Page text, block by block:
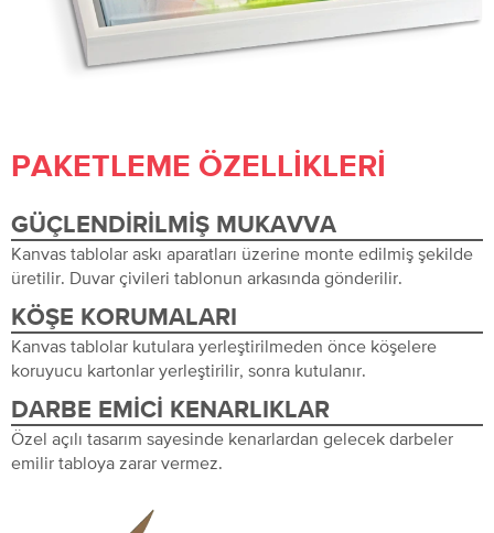
PAKETLEME ÖZELLIKLERI
GÜÇLENDIRILMIŞ MUKAVVA
Kanvas tablolar askı aparatları üzerine monte edilmiş şekilde
üretilir. Duvar çivileri tablonun arkasında gönderilir.
KÖŞE KORUMALARI
Kanvas tablolar kutulara yerleştirilmeden önce köşelere
koruyucu kartonlar yerleştirilir, sonra kutulanır.
DARBE EMICI KENARLIKLAR
Özel açılı tasarım sayesinde kenarlardan gelecek darbeler
emilir tabloya zarar vermez.